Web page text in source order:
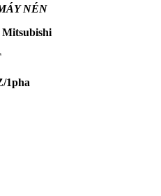
NÉN
Mitsubishi
1pha